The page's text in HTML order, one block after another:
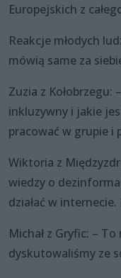
Europejskich z
Reakcje młodych
mówią same za
Zuzia z Kołobrzegu:
inkluzywny i jakie
pracować w grupie i
Wiktoria z
wiedzy o
działać w
Michał z Gryfic: – To
dyskutowaliśmy ze